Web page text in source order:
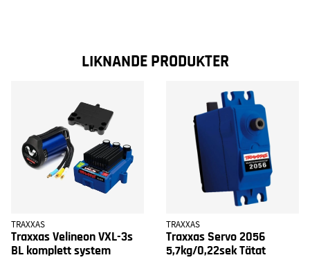
LIKNANDE PRODUKTER
TRAXXAS
Traxxas Velineon VXL-3s
BL komplett system
TRAXXAS
Traxxas Servo 2056
5,7kg/0,22sek Tätat